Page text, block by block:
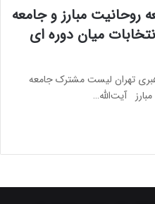
مبارز و جامعه
میان دوره ای
تهران لیست مشترک جامعه
آیت‌الله…